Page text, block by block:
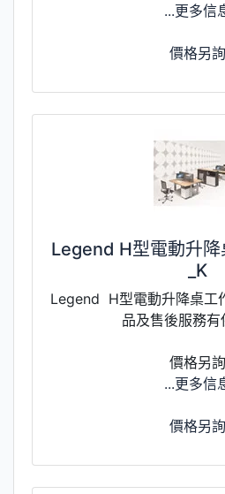
...更多信
價格另詢
Legend H型電動升
_K
Legend H型電動升降桌工
品及售後服務有
價格另詢
...更多信
價格另詢